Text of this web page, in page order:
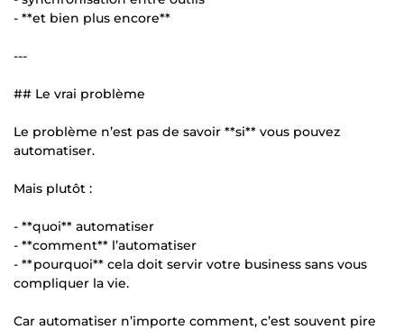
- **et bien plus encore**
---
## Le vrai problème
Le problème n’est pas de savoir **si** vous pouvez
automatiser.
Mais plutôt :
- **quoi** automatiser
- **comment** l’automatiser
- **pourquoi** cela doit servir votre business sans vous
compliquer la vie.
Car automatiser n’importe comment, c’est souvent pire